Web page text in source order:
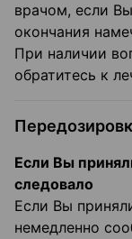
врачом, если
окончания
При наличии
обратитесь к
Если Вы
следовало
Если Вы
немедленно